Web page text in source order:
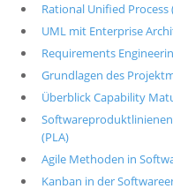
Rational Unified Process
UML mit Enterprise
Requirements
Grundlagen des
Überblick Capability
(PLA)
Agile Methoden in
Kanban in der